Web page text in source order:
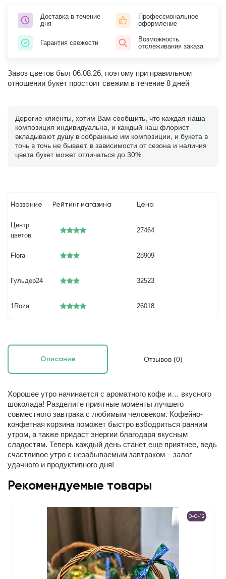
Доставка в течение
дня
Профессиональное
оформление
Гарантия свежести
Возможность
отслеживания заказа
Завоз цветов был 06.08.26, поэтому при правильном
отношении букет простоит свежим в течение 8 дней
Дорогие клиенты, хотим Вам сообщить, что каждая наша
композиция индивидуальна, и каждый наш флорист
вкладывают душу в собранные им композиции, и букета в
точь в точь не бывает. в зависимости от сезона и наличия
цвета букет может отличаться до 30%
Название Рейтинг магазина Цена
Центр
цветов
27464
Flora 28909
Гульдер24 32523
1Roza 26018
Описание Отзывов (0)
Хорошее утро начинается с ароматного кофе и… вкусного
шоколада! Разделите приятные моменты лучшего
совместного завтрака с любимым человеком. Кофейно-
конфетная корзина поможет быстро взбодриться ранним
утром, а также придаст энергии благодаря вкусным
сладостям. Теперь каждый день станет еще приятнее, ведь
счастливое утро с незабываемым завтраком – залог
удачного и продуктивного дня!
Рекомендуемые товары
0-0-12